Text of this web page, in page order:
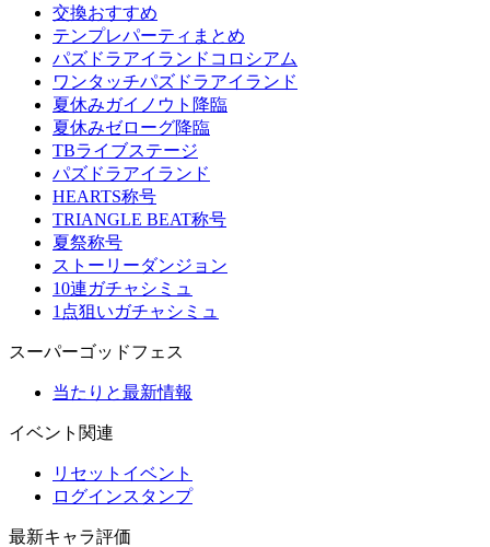
交換おすすめ
テンプレパーティまとめ
パズドラアイランドコロシアム
ワンタッチパズドラアイランド
夏休みガイノウト降臨
夏休みゼローグ降臨
TBライブステージ
パズドラアイランド
HEARTS称号
TRIANGLE BEAT称号
夏祭称号
ストーリーダンジョン
10連ガチャシミュ
1点狙いガチャシミュ
スーパーゴッドフェス
当たりと最新情報
イベント関連
リセットイベント
ログインスタンプ
最新キャラ評価